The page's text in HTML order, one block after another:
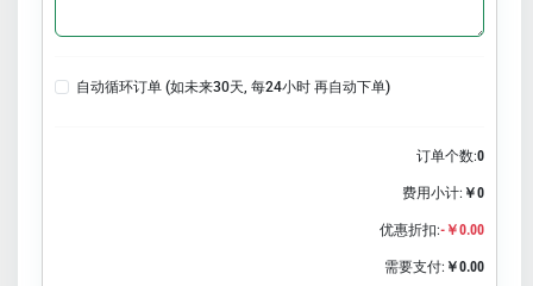
自动循环订单 (如未来30天, 每24小时 再自动下单)
订单个数:0
费用小计: ￥0
优惠折扣:-￥0.00
需要支付: ￥0.00